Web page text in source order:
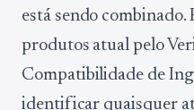
está sendo combinado.
produtos atual pelo
Compatibilidade de
identificar quaisquer